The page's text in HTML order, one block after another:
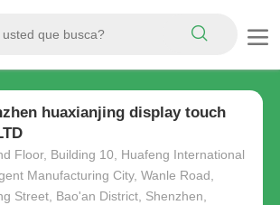
huaxianjing display touch
Floor, Building 10, Huafeng International
Manufacturing City, Wanle Road,
Street, Bao'an District, Shenzhen,